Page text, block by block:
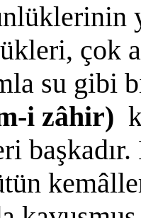
çok
su gibi
i zâhir)